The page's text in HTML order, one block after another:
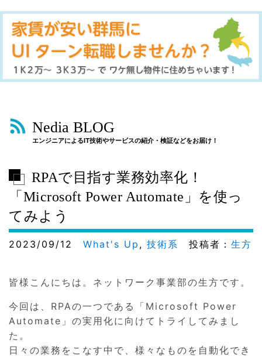
Nedia BLOG
エンジニアによるIT技術やサービスの紹介・検証などをお届け！
RPAで目指す業務効率化！
「Microsoft Power Automate」を使っ
てみよう
2023/09/12 What's Up , 技術系 投稿者： 生方
皆様こんにちは。ネットワーク事業部の生方です。
今回は、RPAの一つである「Microsoft Power
Automate」の実用化に向けてトライしてみまし
た。
日々の業務をこなす中で、様々なものを自動化でき